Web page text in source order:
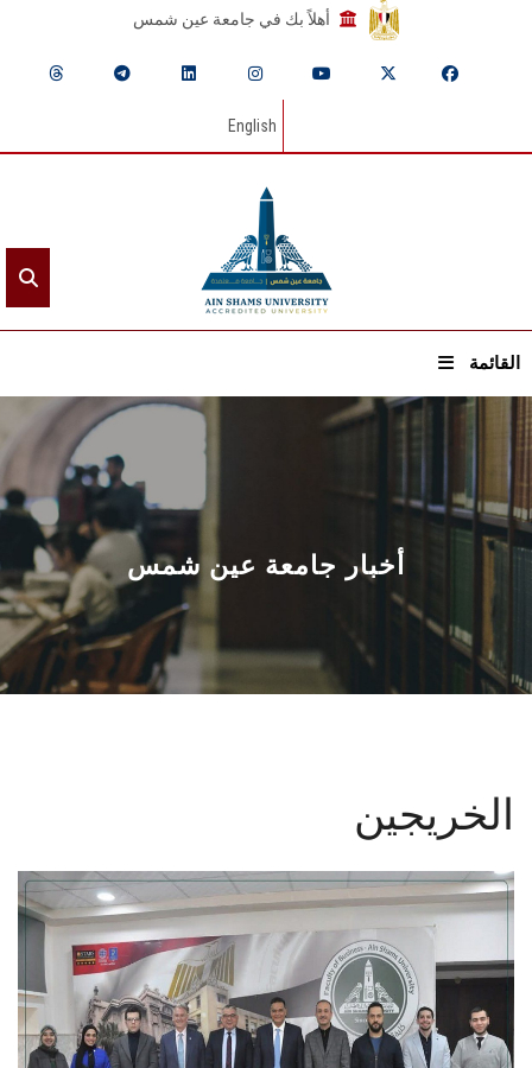
أهلاً بك في جامعة عين شمس
English
القائمة
الرئيسيـة
عن الجامعة
القطاعـات
الشئون الأكاديمية
البحث العلمي
الأنظمة الذكية
تواصل معنا
أخبار جامعة عين شمس
الخريجين